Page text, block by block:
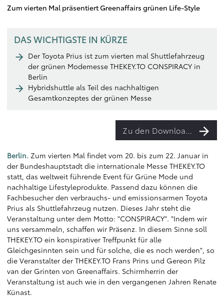
Zum vierten Mal präsentiert Greenaffairs grünen Life-Style
DAS WICHTIGSTE IN KÜRZE
Der Toyota Prius ist zum vierten mal Shuttlefahrzeug
der grünen Modemesse THEKEY.TO CONSPIRACY in
Berlin
Hybridshuttle als Teil des nachhaltigen
Gesamtkonzeptes der grünen Messe
Zu den Downloads
Berlin. Zum vierten Mal findet vom 20. bis zum 22. Januar in
der Bundeshauptstadt die internationale Messe THEKEY.TO
statt, das weltweit führende Event für Grüne Mode und
nachhaltige Lifestyleprodukte. Passend dazu können die
Fachbesucher den verbrauchs- und emissionsarmen Toyota
Prius als Shuttlefahrzeug nutzen. Dieses Jahr steht die
Veranstaltung unter dem Motto: "CONSPIRACY". "Indem wir
uns versammeln, schaffen wir Präsenz. In diesem Sinne soll
THEKEY.TO ein konspirativer Treffpunkt für alle
Gleichgesinnten sein und für solche, die es noch werden", so
die Veranstalter der THEKEY.TO Frans Prins und Gereon Pilz
van der Grinten von Greenaffairs. Schirmherrin der
Veranstaltung ist auch wie in den vergangenen Jahren Renate
Künast.